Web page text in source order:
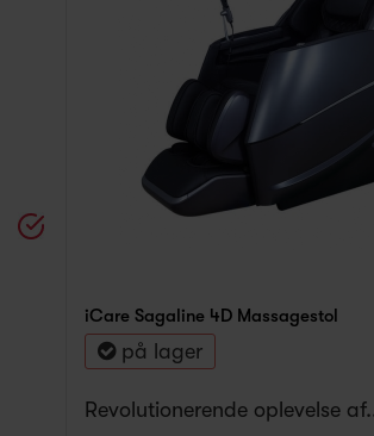
iCare Sagaline 4D Massagestol
på lager
Revolutionerende oplevelse